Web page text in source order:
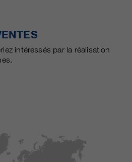
intéressés par la réalisation